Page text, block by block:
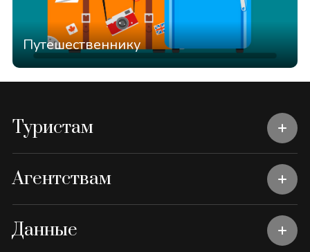
Путешественнику
Туристам
Агентствам
Данные